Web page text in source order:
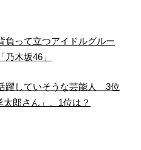
って立つアイドルグルー
木坂46」
躍していそうな芸能人 3位
太郎さん」、1位は？